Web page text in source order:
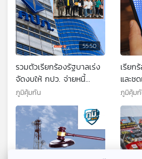
55:50
รวมตัวเรียกร้องรัฐบาลเร่ง
จัดงบให้ กปว. จ่ายหนี้
ประกันภัย / เชื่อ AI มากไป
อาจตายได้
ภูมิคุ้มกัน
เรียก
และช
ขัดข้อ
ตรวจ
ตามก
เพิ่มค
มะเร็
ภูมิคุ้ม